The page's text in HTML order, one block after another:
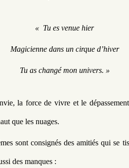
«  Tu es venue hier
Magicienne dans un cirque d’hiver
Tu as changé mon univers. »
la force de vivre et le
que les nuages.
sont consignés des amitiés qui se
des manques :